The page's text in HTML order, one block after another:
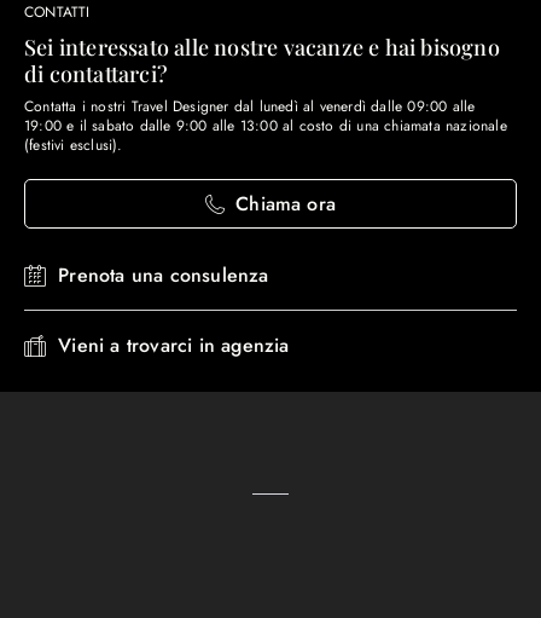
CONTATTI
Sei interessato alle nostre vacanze e hai bisogno
di contattarci?
Contatta i nostri Travel Designer dal lunedì al venerdì dalle 09:00 alle
19:00 e il sabato dalle 9:00 alle 13:00 al costo di una chiamata nazionale
(festivi esclusi).
Chiama ora
Prenota una consulenza
Vieni a trovarci in agenzia